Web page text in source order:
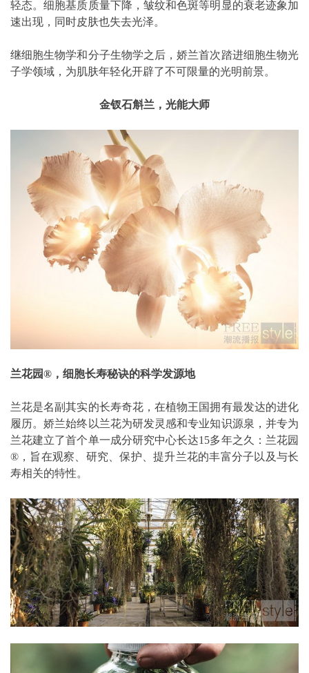
轻态。细胞基质质量下降，皱纹和色斑等明显的衰老迹象加
速出现，同时皮肤也失去光泽。
继细胞生物学和分子生物学之后，娇兰首次踏进细胞生物光
子学领域，为肌肤年轻化开辟了不可限量的光明前景。
金钗石斛兰，光能大师
兰花园®，细胞长寿秘诀的科学发源地
兰花是名副其实的长寿奇花，在植物王国拥有最发达的进化
履历。娇兰始终以兰花为研发灵感和专业知识源泉，并专为
兰花建立了首个单一成分研究中心长达15多年之久：兰花园
®，旨在观察、研究、保护、提升兰花的丰富分子以及与长
寿相关的特性。